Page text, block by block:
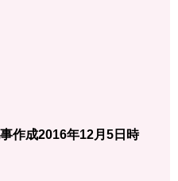
作成2016年12月5日時